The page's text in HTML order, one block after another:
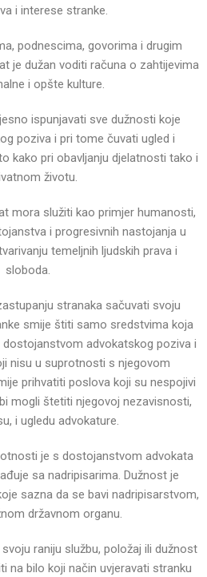
i interese stranke.
podnescima, govorima i drugim
je dužan voditi računa o zahtijevima
i opšte kulture.
ispunjavati sve dužnosti koje
poziva i pri tome čuvati ugled i
kako pri obavljanju djelatnosti tako i
životu.
mora služiti kao primjer humanosti,
i progresivnih nastojanja u
temeljnih ljudskih prava i
sloboda.
stranaka sačuvati svoju
smije štiti samo sredstvima koja
advokatskog poziva i
nisu u suprotnosti s njegovom
prihvatiti poslova koji su nespojivi
mogli štetiti njegovoj nezavisnosti,
i ugledu advokature.
je s dostojanstvom advokata
sa nadripisarima. Dužnost je
sazna da se bavi nadripisarstvom,
državnom organu.
raniju službu, položaj ili dužnost
na bilo koji način uvjeravati stranku